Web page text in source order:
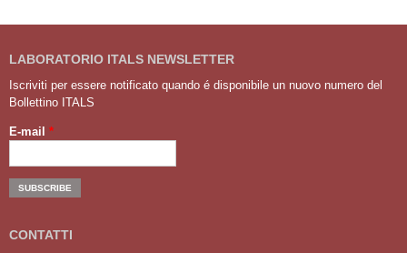
LABORATORIO ITALS NEWSLETTER
Iscriviti per essere notificato quando é disponibile un nuovo numero del
Bollettino ITALS
E-mail *
CONTATTI